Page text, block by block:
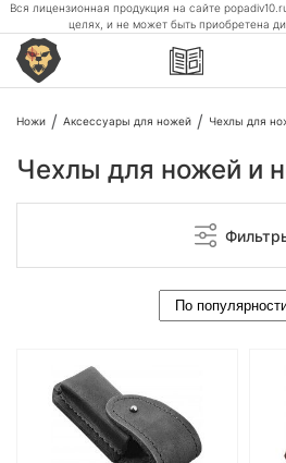
Вся лицензионная продукция на сайте
целях, и не может быть приобретена
Ножи Аксессуары для ножей Чехлы для
Чехлы для ножей и